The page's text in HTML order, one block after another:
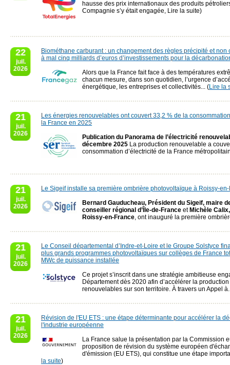
hausse des prix internationaux des produits
Compagnie s’y était engagée, Lire la suite)
22
juil.
2026
Biométhane carburant : un changement des règles précipité et non
à mal cinq milliards d’euros d’investissements pour la
Alors que la France fait face à des températures
chacun mesure, dans son quotidien, l’urgence
énergétique, les entreprises et collectivités... (Lire la
21
juil.
2026
Les énergies renouvelables ont couvert 33,2 % de la
la France en 2025
Publication du Panorama de l’électricité
décembre 2025 La production renouvelable a
consommation d’électricité de la France
21
juil.
2026
Le Sigeif installe sa première ombrière photovoltaïque à Roissy-
Bernard Gauducheau, Président du Sigeif, maire
conseiller régional d’Île-de-France et Michèle
Roissy-en-France, ont inauguré la première
21
juil.
2026
Le Conseil départemental d’Indre-et-Loire et le Groupe Solstyce
plus grands programmes photovoltaïques sur collèges de France
MWc de puissance installée
Ce projet s’inscrit dans une stratégie ambitieuse
Département dès 2020 afin d’accélérer la production
renouvelables sur son territoire. À travers un Appel
21
juil.
2026
Révision de l'EU ETS : une étape déterminante pour accélérer la
l'industrie européenne
La France salue la présentation par la Commission
proposition de révision du système européen
d'émission (EU ETS), qui constitue une étape
la suite)